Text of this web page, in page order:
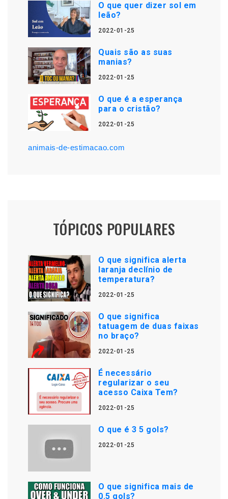
O que quer dizer sol em
leão?
2022-01-25
Quais são as suas
manias?
2022-01-25
O que é a esperança
para o cristão?
2022-01-25
animais-de-estimacao.com
TÓPICOS POPULARES
O que significa alerta
laranja declínio de
temperatura?
2022-01-25
O que significa
tatuagem de duas faixas
no braço?
2022-01-25
É necessário
regularizar o seu
acesso Caixa Tem?
2022-01-25
O que é 3 5 gols?
2022-01-25
O que significa mais de
0.5 gols?